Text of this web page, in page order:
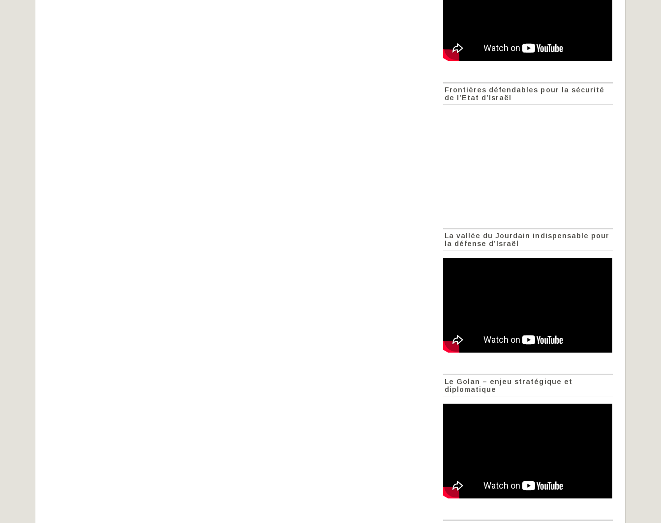
Frontières défendables pour la sécurité
de l’Etat d’Israël
La vallée du Jourdain indispensable pour
la défense d’Israël
Le Golan – enjeu stratégique et
diplomatique